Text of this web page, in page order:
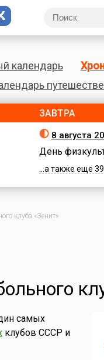
календарь
ЗАВТРА
8 августа
День
...а также еще
клуба «Зенит»
самых
клубов СССР и